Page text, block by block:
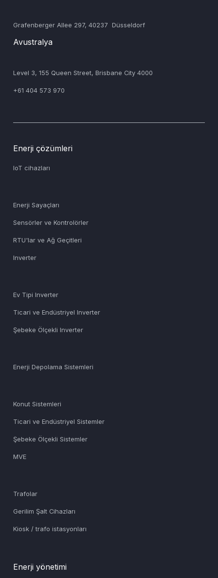
‍Grafenberger Allee 297, 40237 Düsseldorf
Avustralya
‍Level 3, 155 Queen Street, Brisbane City 4000
+61 404 573 970
Enerji çözümleri
IoT cihazları
Enerji Sayaçları
Sensörler ve Kontrolörler
RTU'lar ve Ağ Geçitleri
Inverter
Ev Tipi Inverter
Ticari ve Endüstriyel Inverter
Şebeke Ölçekli Inverter
Enerji Depolama Sistemleri
Konut Sistemleri
Ticari ve Endüstriyel Sistemler
Şebeke Ölçekli Sistemler
MVE
Trafolar
Gerilim Şalt Cihazları
Kiosk / trafo istasyonları
Enerji yönetimi